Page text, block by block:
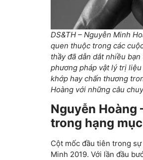
DS&TH – Nguyễn Minh
quen thuộc trong các
thầy đã dẫn dắt nhiều
phương pháp vật lý trị
khớp hay chấn thương
Hoàng với những câu
Nguyễn Hoàng
trong hạng
Cột mốc đầu tiên trong
Minh 2019. Với lần đầu